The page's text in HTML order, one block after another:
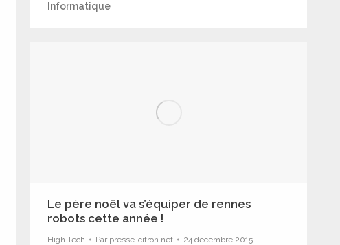
Informatique
Le père noël va s’équiper de rennes
robots cette année !
High Tech Par presse-citron.net 24 décembre 2015